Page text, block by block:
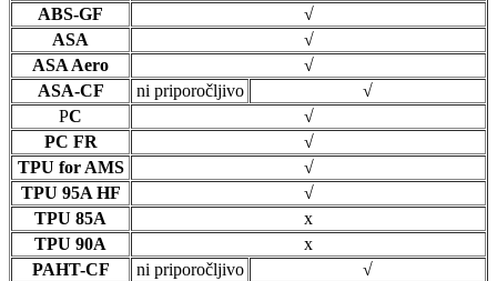
ABS-GF
√
ASA
√
ASA Aero
√
ASA-CF
ni priporočljivo
√
PC
√
PC FR
√
TPU for AMS
√
TPU 95A HF
√
TPU 85A
x
TPU 90A
x
PAHT-CF
ni priporočljivo
√